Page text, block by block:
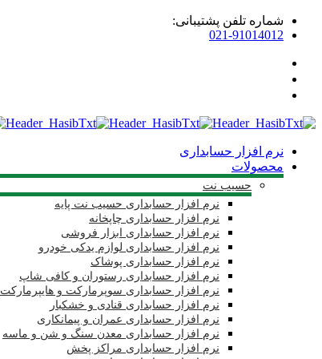
شماره تلفن پشتیبانی:
021-91014012
نرم افزار حسابداری
محصولات
حسیب نت
نرم افزار حسابداری حسیب نت پایه
نرم افزار حسابداری چاپخانه
نرم افزار حسابداری ابزار فروشی
نرم افزار حسابداری لوازم یدکی خودرو
نرم افزار حسابداری پوشاک
نرم افزار حسابداری رستوران و کافی شاپ
نرم افزار حسابداری سوپرمارکت و هایپرمارکت
نرم افزار حسابداری قنادی و خشکبار
نرم افزار حسابداری عمران و پیمانکاری
نرم افزار حسابداری معدن سنگ و شن و ماسه
نرم افزار حسابداری مراکز پخش